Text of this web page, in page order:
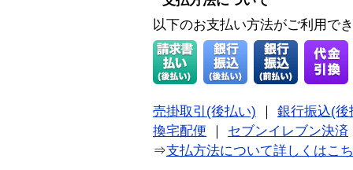
以下のお支払い方法がご利用で
売掛取引(後払い)
銀行振込(後
換宅配便
セブンイレブン決済
⇒支払方法について詳しくはこ